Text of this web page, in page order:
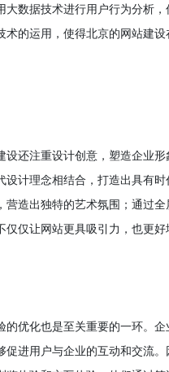
大数据技术进行用户行为分析
术的运用，使得北京的网站建
设还注重设计创意，塑造企业
设计理念相结合，打造出具有
营造出独特的艺术氛围；通过
仅让网站更具吸引力，也更好
的优化也是至关重要的一环。
促进用户与企业的互动和交流